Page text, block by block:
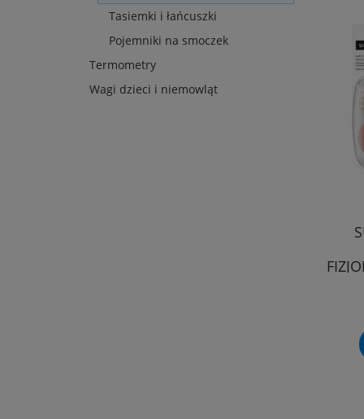
Tasiemki i łańcuszki
Pojemniki na smoczek
Termometry
Wagi dzieci i niemowląt